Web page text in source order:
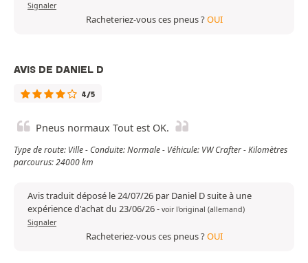
Signaler
Racheteriez-vous ces pneus ?OUI
AVIS DE DANIEL D
4/5
Pneus normaux Tout est OK.
Type de route: Ville - Conduite: Normale - Véhicule: VW Crafter - Kilomètres
parcourus: 24000 km
Avis traduit déposé le 24/07/26 par Daniel D suite à une
expérience d'achat du 23/06/26- voir l'original (allemand)
Signaler
Racheteriez-vous ces pneus ?OUI